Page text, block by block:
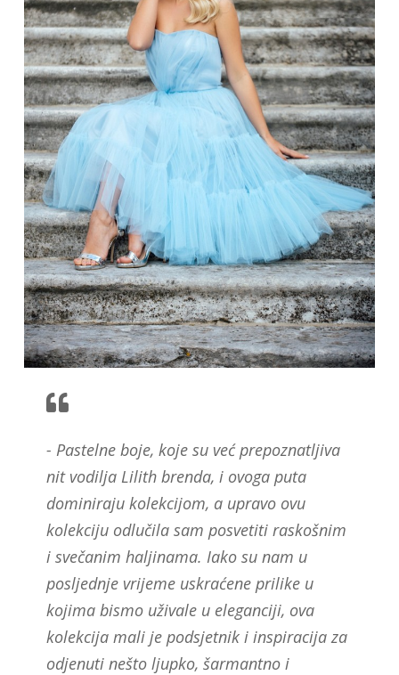
- Pastelne boje, koje su već prepoznatljiva
nit vodilja Lilith brenda, i ovoga puta
dominiraju kolekcijom, a upravo ovu
kolekciju odlučila sam posvetiti raskošnim
i svečanim haljinama. Iako su nam u
posljednje vrijeme uskraćene prilike u
kojima bismo uživale u eleganciji, ova
kolekcija mali je podsjetnik i inspiracija za
odjenuti nešto ljupko, šarmantno i